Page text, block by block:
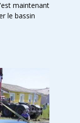
maintenant
le bassin